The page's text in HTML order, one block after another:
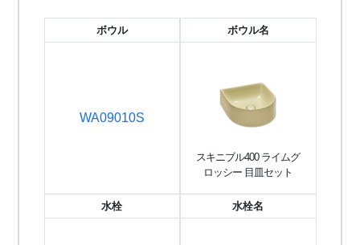
ボウル
WA09010S
ボウル名
スキニブル400 ライムグ
ロッシー 目皿セット
水栓 水栓名